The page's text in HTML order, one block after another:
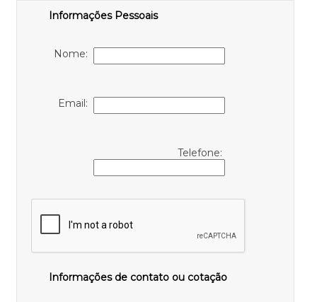
Informações Pessoais
Nome:
Email:
Telefone:
Informações de contato ou cotação